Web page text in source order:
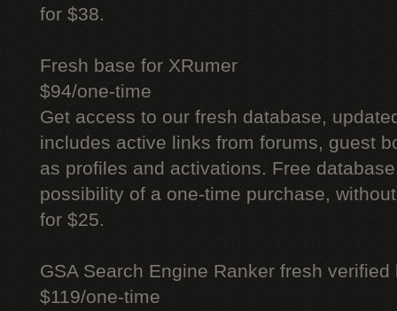
for $38.
Fresh base for XRumer
$94/one-time
Get access to our fresh database,
includes active links from forums, guest
as profiles and activations. Free
possibility of a one-time purchase,
for $25.
GSA Search Engine Ranker fresh verified
$119/one-time